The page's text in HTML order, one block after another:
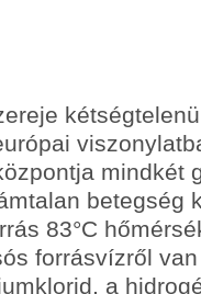
mindkét
betegség
83°C
forrásvízről
a